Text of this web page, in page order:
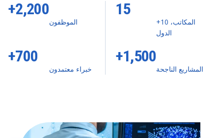
1,500+
المشاريع الناجحة
15
المكاتب، 10+
الدول
2,200+
الموظفون
700+
خبراء معتمدون